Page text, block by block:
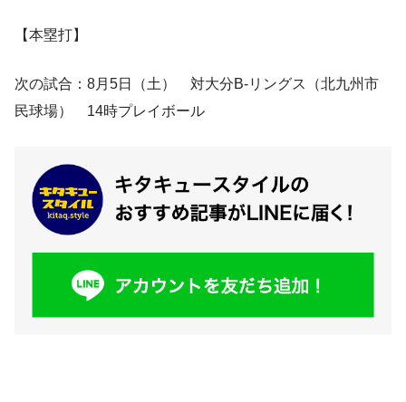
【本塁打】
次の試合：8月5日（土） 対大分B-リングス（北九州市
民球場） 14時プレイボール